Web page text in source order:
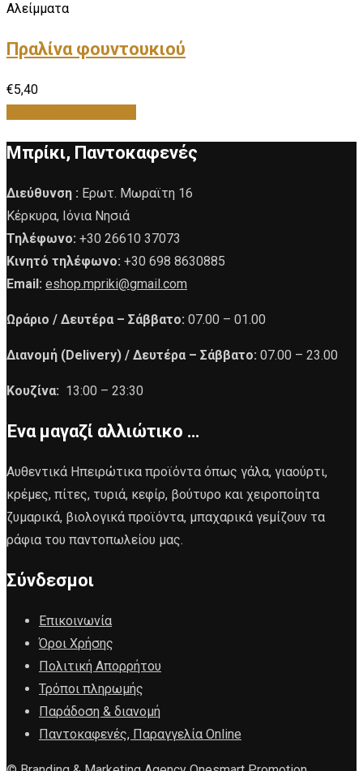
Αλείμματα
Πραλίνα φουντουκιού
€5,40
Μπρίκι, Παντοκαφενές
Διεύθυνση : Ερωτ. Μωραϊτη 16
Κέρκυρα, Ιόνια Νησιά
Τηλέφωνο: +30 26610 37073
Κινητό τηλέφωνο: +30 698 8630885
Email: eshop.mpriki@gmail.com
Ωράριο / Δευτέρα – Σάββατο: 07.00 – 01.00
Διανομή (Delivery) / Δευτέρα – Σάββατο: 07.00 – 23.00
Κουζίνα: 13:00 – 23:30
Ένα μαγαζί αλλιώτικο …
Αυθεντικά Ηπειρώτικα προϊόντα όπως γάλα, γιαούρτι,
κρέμες, πίτες, τυριά, κεφίρ, βούτυρο και χειροποίητα
ζυμαρικά, βιολογικά προϊόντα, μπαχαρικά γεμίζουν τα
ράφια του παντοπωλείου μας.
Σύνδεσμοι
Επικοινωνία
Όροι Χρήσης
Πολιτική Απορρήτου
Τρόποι πληρωμής
Παράδοση & διανομή
Παντοκαφενές, Παραγγελία Online